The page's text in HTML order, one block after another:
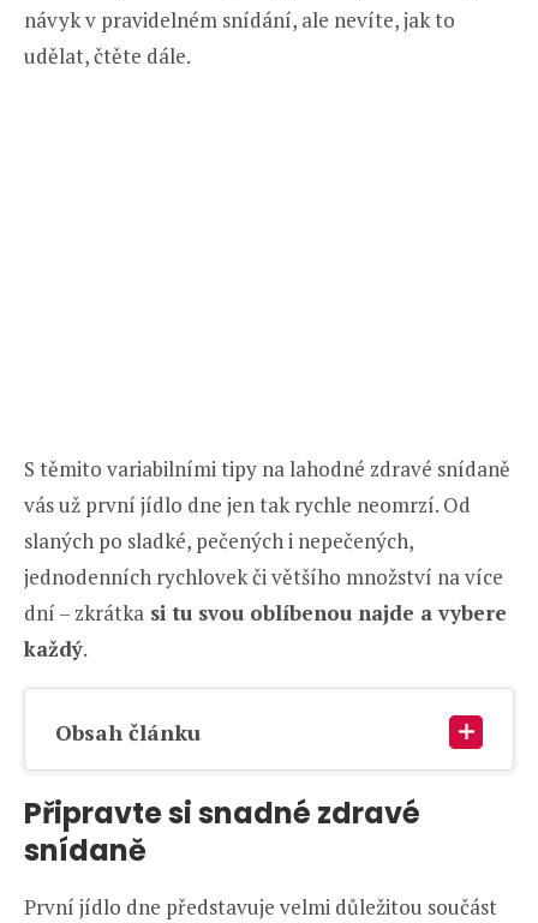
návyk v pravidelném snídání, ale nevíte, jak to
udělat, čtěte dále.
S těmito variabilními tipy na lahodné zdravé snídaně
vás už první jídlo dne jen tak rychle neomrzí. Od
slaných po sladké, pečených i nepečených,
jednodenních rychlovek či většího množství na více
dní – zkrátka si tu svou oblíbenou najde a vybere
každý.
Obsah článku
Připravte si snadné zdravé
snídaně
První jídlo dne představuje velmi důležitou součást